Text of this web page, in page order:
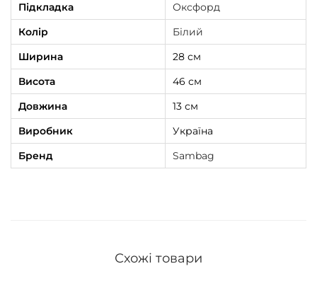
Підкладка
Оксфорд
Колір
Білий
Ширина
28 см
Висота
46 см
Довжина
13 см
Виробник
Україна
Бренд
Sambag
Схожі товари